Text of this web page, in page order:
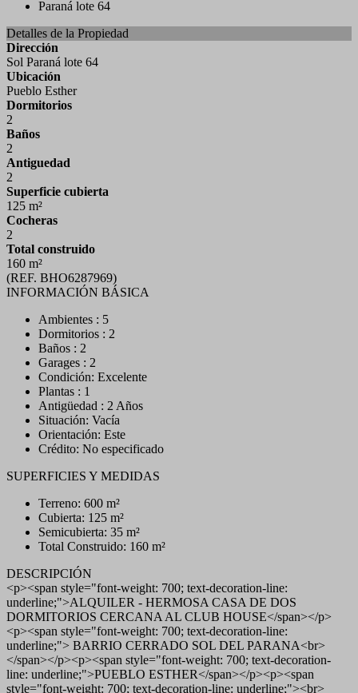
Detalles de la Propiedad
Dirección
Sol Paraná lote 64
Ubicación
Pueblo Esther
Dormitorios
2
Baños
2
Antiguedad
2
Superficie cubierta
125 m²
Cocheras
2
Total construido
160 m²
(REF. BHO6287969)
INFORMACIÓN BÁSICA
Ambientes : 5
Dormitorios : 2
Baños : 2
Garages : 2
Condición: Excelente
Plantas : 1
Antigüedad : 2 Años
Situación: Vacía
Orientación: Este
Crédito: No especificado
SUPERFICIES Y MEDIDAS
Terreno: 600 m²
Cubierta: 125 m²
Semicubierta: 35 m²
Total Construido: 160 m²
DESCRIPCIÓN
<p><span style="font-weight: 700; text-decoration-line:
underline;">ALQUILER - HERMOSA CASA DE DOS
DORMITORIOS CERCANA AL CLUB HOUSE</span></p>
<p><span style="font-weight: 700; text-decoration-line:
underline;"> BARRIO CERRADO SOL DEL PARANA<br>
</span></p><p><span style="font-weight: 700; text-decoration-
line: underline;">PUEBLO ESTHER</span></p><p><span
style="font-weight: 700; text-decoration-line: underline;"><br>